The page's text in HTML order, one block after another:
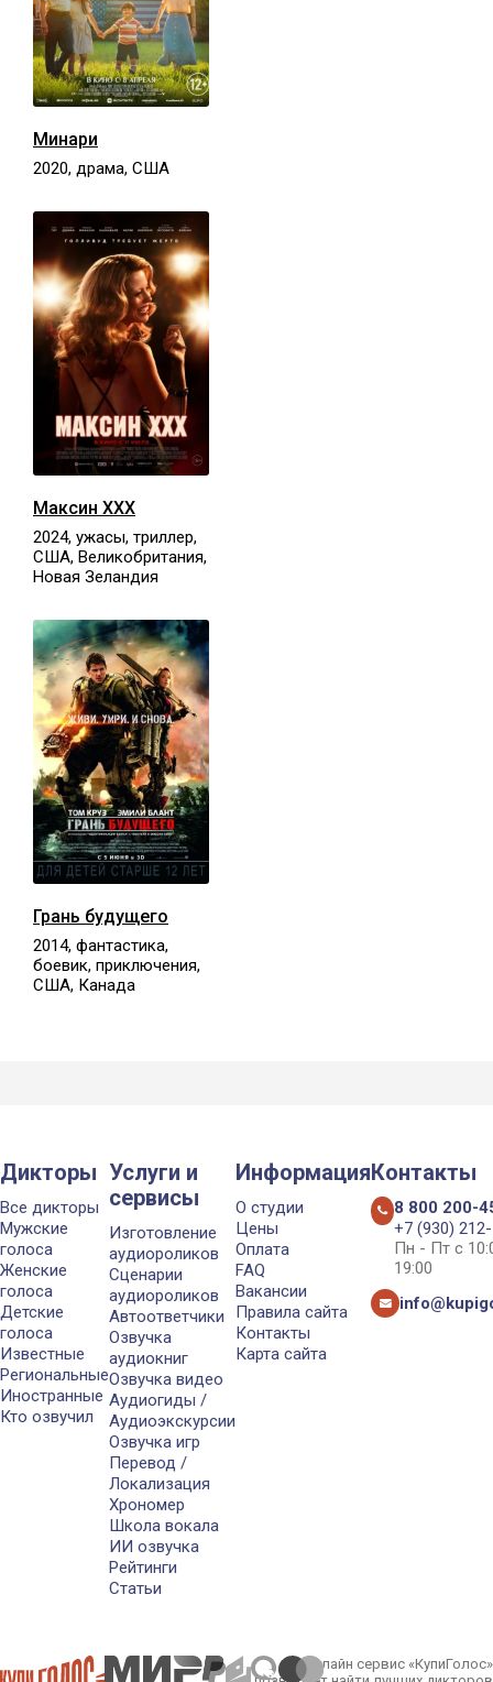
Минари
2020, драма, США
Максин XXX
2024, ужасы, триллер,
США, Великобритания,
Новая Зеландия
Грань будущего
2014, фантастика,
боевик, приключения,
США, Канада
Дикторы
Все дикторы
Мужские
голоса
Женские
голоса
Детские
голоса
Известные
Региональные
Иностранные
Кто озвучил
Услуги и
сервисы
Изготовление
аудиороликов
Сценарии
аудиороликов
Автоответчики
Озвучка
аудиокниг
Озвучка видео
Аудиогиды /
Аудиоэкскурсии
Озвучка игр
Перевод /
Локализация
Хрономер
Школа вокала
ИИ озвучка
Рейтинги
Статьи
Информация
О студии
Цены
Оплата
FAQ
Вакансии
Правила сайта
Контакты
Карта сайта
Контакты
8 800 200-
+7 (930)
Пн - Пт с
19:00
Онлайн сервис «КупиГолос»